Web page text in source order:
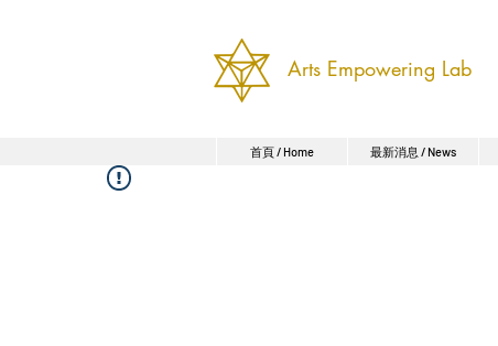
Arts Empowering Lab
首頁 / Home 最新消息 / News